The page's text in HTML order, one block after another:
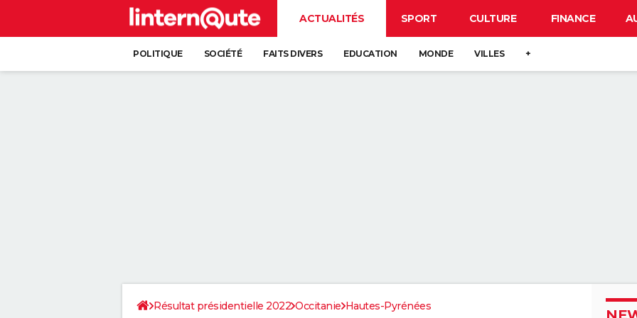
ACTUALITÉS SPORT CULTURE FINANCE
POLITIQUE SOCIÉTÉ FAITS DIVERS EDUCATION MONDE VILLES +
Résultat présidentielle 2022 Occitanie Hautes-Pyrénées